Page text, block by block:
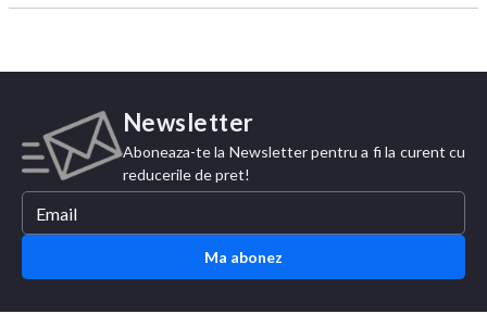
Newsletter
Aboneaza-te la Newsletter pentru a fi la curent cu
reducerile de pret!
Ma abonez